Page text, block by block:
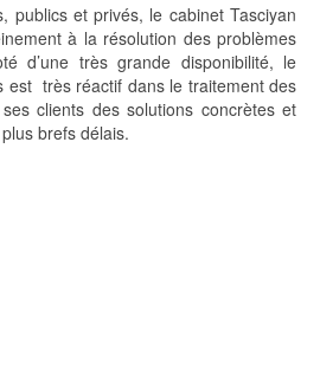
publics et privés, le cabinet Tasciyan
à la résolution des problèmes
d’une très grande disponibilité, le
est très réactif dans le traitement des
clients des solutions concrètes et
brefs délais.